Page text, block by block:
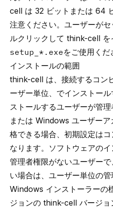
cell は 32 ビットまたは 64
注意ください。ユーザーが
ルクリックして think-cell を
setup_*.exeをご使用くだ
インストールの範囲
think-cell は、接続するコン
ーザー単位、でインストー
ストールするユーザーが管理
または Windows ユーザー
格できる場合、初期設定は
なります。ソフトウェアの
管理者権限がないユーザー
い場合は、ユーザー単位の管
Windows インストーラーの
ジョンの think-cell バージョ